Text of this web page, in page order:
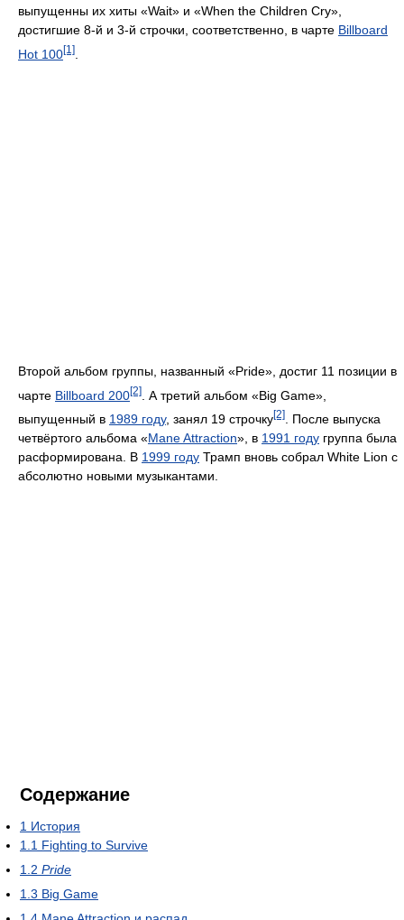
выпущенны их хиты «Wait» и «When the Children Cry»,
достигшие 8-й и 3-й строчки, соответственно, в чарте Billboard
Hot 100[1]
Второй альбом группы, названный «Pride», достиг 11 позиции в
чарте Billboard 200[2]
. А третий альбом «Big Game»,
выпущенный в 1989 году, занял 19 строчку[2]
. После выпуска
четвёртого альбома «Mane Attraction», в 1991 году группа была
расформирована. В 1999 году Трамп вновь собрал White Lion с
абсолютно новыми музыкантами.
Содержание
1 История
1.1 Fighting to Survive
1.2 Pride
1.3 Big Game